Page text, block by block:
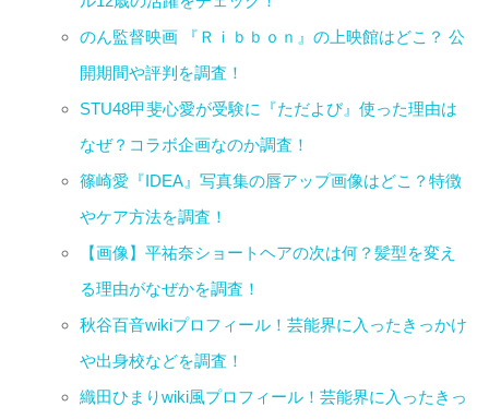
のん監督映画 『Ｒｉｂｂｏｎ』の上映館はどこ？ 公
開期間や評判を調査！
STU48甲斐心愛が受験に『ただよび』使った理由は
なぜ？コラボ企画なのか調査！
篠崎愛『IDEA』写真集の唇アップ画像はどこ？特徴
やケア方法を調査！
【画像】平祐奈ショートヘアの次は何？髪型を変え
る理由がなぜかを調査！
秋谷百音wikiプロフィール！芸能界に入ったきっかけ
や出身校などを調査！
織田ひまりwiki風プロフィール！芸能界に入ったきっ